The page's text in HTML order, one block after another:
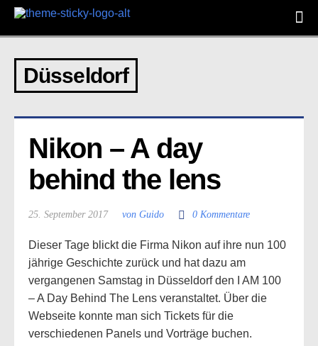
Düsseldorf
Nikon – A day
behind the lens
25. September 2017 von Guido 0 Kommentare
Dieser Tage blickt die Firma Nikon auf ihre nun 100
jährige Geschichte zurück und hat dazu am
vergangenen Samstag in Düsseldorf den I AM 100
– A Day Behind The Lens veranstaltet. Über die
Webseite konnte man sich Tickets für die
verschiedenen Panels und Vorträge buchen.